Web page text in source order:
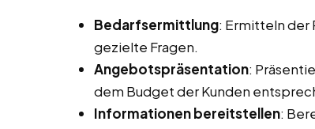
Bedarfsermittlung: Ermitteln der
gezielte Fragen.
Angebotspräsentation:
dem Budget der Kunden
Informationen bereitstellen: